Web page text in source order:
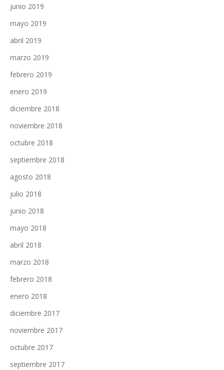
junio 2019
mayo 2019
abril 2019
marzo 2019
febrero 2019
enero 2019
diciembre 2018
noviembre 2018
octubre 2018
septiembre 2018
agosto 2018
julio 2018
junio 2018
mayo 2018
abril 2018
marzo 2018
febrero 2018
enero 2018
diciembre 2017
noviembre 2017
octubre 2017
septiembre 2017